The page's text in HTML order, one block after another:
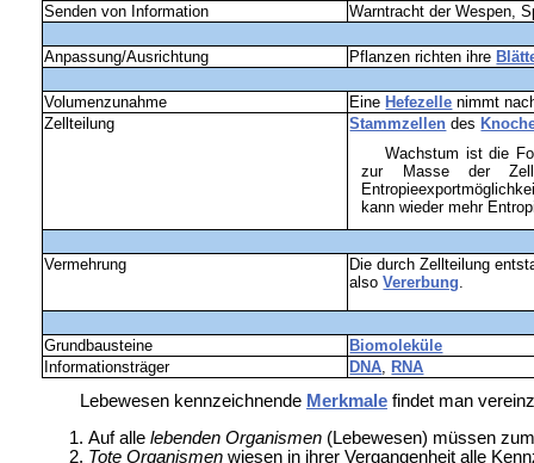
Senden von Information
Warntracht derWespen,
Anpassung/Ausrichtung Pflanzen richten ihre
Volumenzunahme Eine Hefezelle nimmt
Zellteilung
Stammzellen des
Wachstum ist die
zur Masse der
kann wieder mehr
Vermehrung
Die durch Zellteilung
alsoVererbung
Grundbausteine
Biomoleküle
Informationsträger
DNA RNA
Lebewesen kennzeichnende Merkmalefindet man
Auf alle lebenden Organismen(Lebewesen) müssen
Tote Organismenwiesen in ihrer Vergangenheit alle